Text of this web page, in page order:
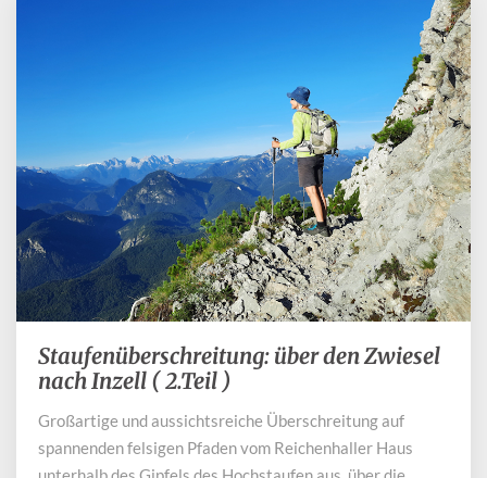
Staufenüberschreitung:
über
Zwiesel
nach
Inzell
Staufenüberschreitung: über den Zwiesel
nach Inzell ( 2.Teil )
Großartige und aussichtsreiche Überschreitung auf
spannenden felsigen Pfaden vom Reichenhaller Haus